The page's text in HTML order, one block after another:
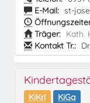
E-Mail: st-
Träger: Kath.
Kontakt Tr.:
KiKri
KiGa